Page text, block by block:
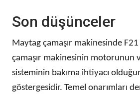
Son düşünceler
Maytag çamaşır makinesinde
çamaşır makinesinin motorunun
sisteminin bakıma ihtiyacı
göstergesidir. Temel onarımları